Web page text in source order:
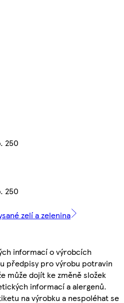
250
250
zelí a zelenina
informací o výrobcích
předpisy pro výrobu potravin
může dojít ke změně složek
informací a alergenů.
na výrobku a nespoléhat se